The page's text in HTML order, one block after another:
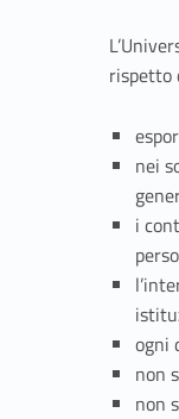
rispetto
nei
i
ogni
non
non